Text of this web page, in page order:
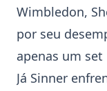
Wimbledon,
por seu
apenas um
Já Sinner